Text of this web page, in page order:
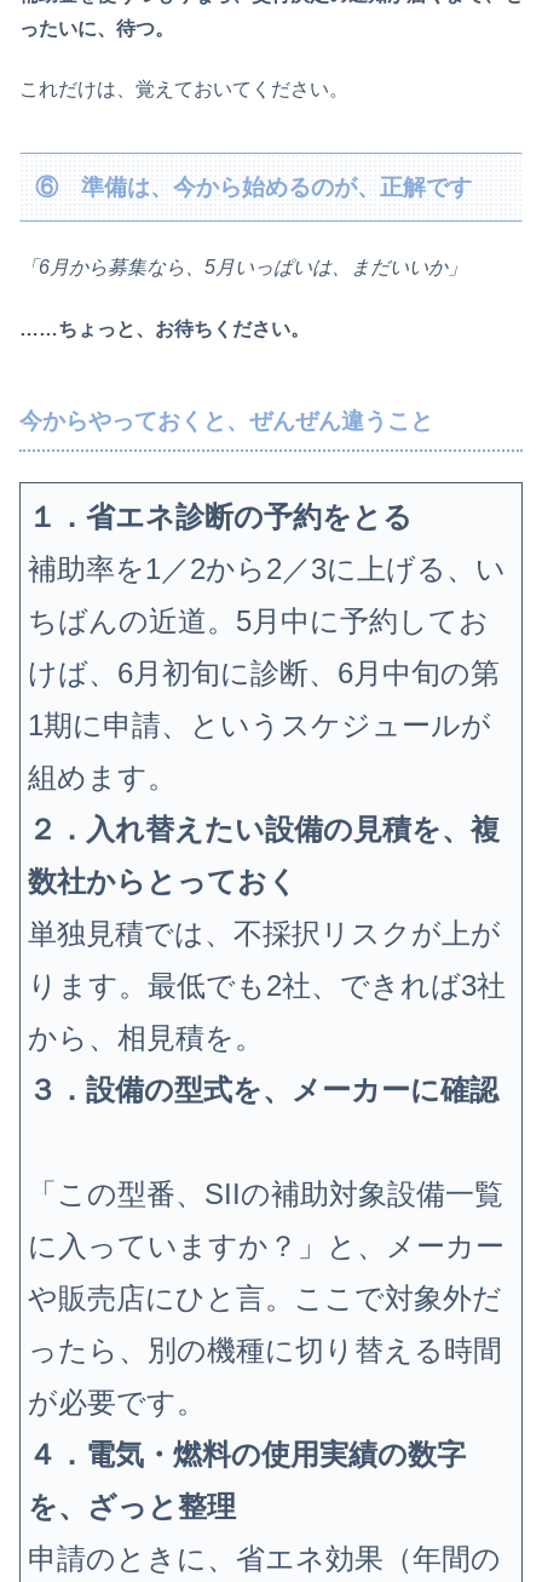
ったいに、待つ。
これだけは、覚えておいてください。
⑥ 準備は、今から始めるのが、正解です
「6月から募集なら、5月いっぱいは、まだいいか」
……ちょっと、お待ちください。
今からやっておくと、ぜんぜん違うこと
１．省エネ診断の予約をとる
補助率を1／2から2／3に上げる、い
ちばんの近道。5月中に予約してお
けば、6月初旬に診断、6月中旬の第
1期に申請、というスケジュールが
組めます。
２．入れ替えたい設備の見積を、複
数社からとっておく
単独見積では、不採択リスクが上が
ります。最低でも2社、できれば3社
から、相見積を。
３．設備の型式を、メーカーに確認
「この型番、SIIの補助対象設備一覧
に入っていますか？」と、メーカー
や販売店にひと言。ここで対象外だ
ったら、別の機種に切り替える時間
が必要です。
４．電気・燃料の使用実績の数字
を、ざっと整理
申請のときに、省エネ効果（年間の